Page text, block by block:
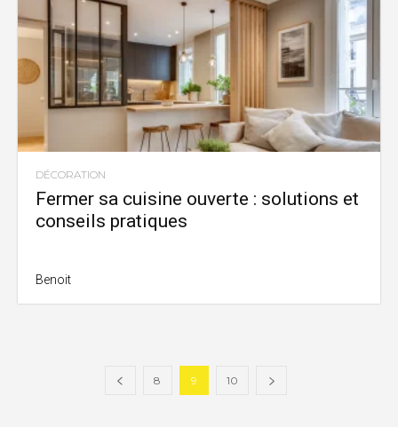
DÉCORATION
Fermer sa cuisine ouverte : solutions et
conseils pratiques
Benoit
8 9 10